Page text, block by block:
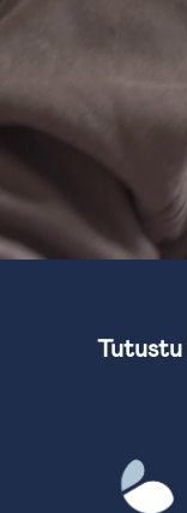
Tutustu